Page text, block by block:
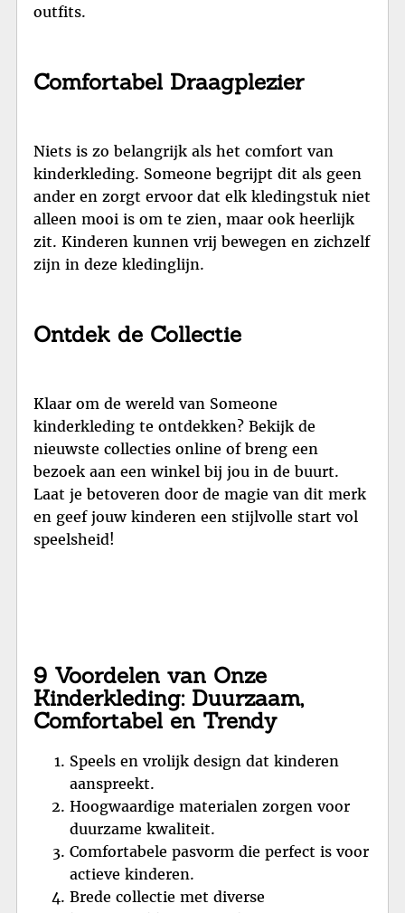
outfits.
Comfortabel Draagplezier
Niets is zo belangrijk als het comfort van
kinderkleding. Someone begrijpt dit als geen
ander en zorgt ervoor dat elk kledingstuk niet
alleen mooi is om te zien, maar ook heerlijk
zit. Kinderen kunnen vrij bewegen en zichzelf
zijn in deze kledinglijn.
Ontdek de Collectie
Klaar om de wereld van Someone
kinderkleding te ontdekken? Bekijk de
nieuwste collecties online of breng een
bezoek aan een winkel bij jou in de buurt.
Laat je betoveren door de magie van dit merk
en geef jouw kinderen een stijlvolle start vol
speelsheid!
9 Voordelen van Onze
Kinderkleding: Duurzaam,
Comfortabel en Trendy
Speels en vrolijk design dat kinderen
aanspreekt.
Hoogwaardige materialen zorgen voor
duurzame kwaliteit.
Comfortabele pasvorm die perfect is voor
actieve kinderen.
Brede collectie met diverse